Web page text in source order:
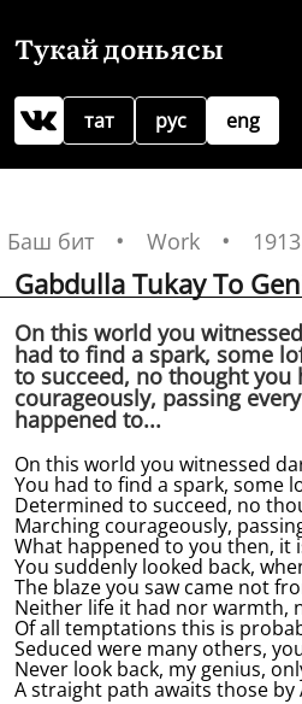
Тукай доньясы
рус
тат eng
Баш бит Work 1913
Gabdulla Tukay To
On this world you
had to find a spark, some
to succeed, no thought you
courageously, passing
happened to...
On this world you witnessed
You had to find a spark, some
Determined to succeed, no
Marching courageously,
What happened to you then, it
You suddenly looked back,
The blaze you saw came not
Neither life it had nor warmth,
Of all temptations this is
Seduced were many others,
Never look back, my genius,
A straight path awaits those by